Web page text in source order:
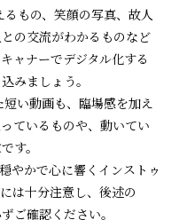
もの、笑顔の写真、故人
の交流がわかるものなど
ャナーでデジタル化する
みましょう。
い動画も、臨場感を加え
ているものや、動いてい
す。
やかで心に響くインストゥ
は十分注意し、後述の
ご確認ください。